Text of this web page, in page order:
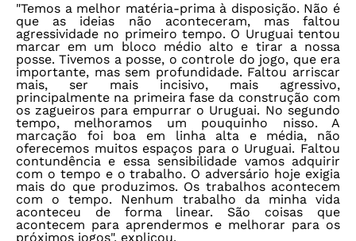
"Temos a melhor matéria-prima à disposição. Não é
que as ideias não aconteceram, mas faltou
agressividade no primeiro tempo. O Uruguai tentou
marcar em um bloco médio alto e tirar a nossa
posse. Tivemos a posse, o controle do jogo, que era
importante, mas sem profundidade. Faltou arriscar
mais, ser mais incisivo, mais agressivo,
principalmente na primeira fase da construção com
os zagueiros para empurrar o Uruguai. No segundo
tempo, melhoramos um pouquinho nisso. A
marcação foi boa em linha alta e média, não
oferecemos muitos espaços para o Uruguai. Faltou
contundência e essa sensibilidade vamos adquirir
com o tempo e o trabalho. O adversário hoje exigia
mais do que produzimos. Os trabalhos acontecem
com o tempo. Nenhum trabalho da minha vida
aconteceu de forma linear. São coisas que
acontecem para aprendermos e melhorar para os
próximos jogos", explicou.